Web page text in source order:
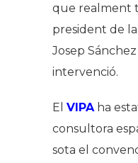
que realment
president de
Josep
intervenció.
El VIPAha
consultora
sota el